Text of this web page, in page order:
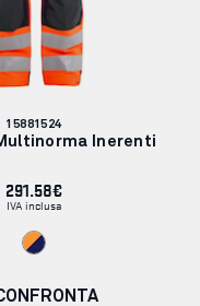
Codice
articolo:
15881524
Inerenti
291.58€
IVA inclusa